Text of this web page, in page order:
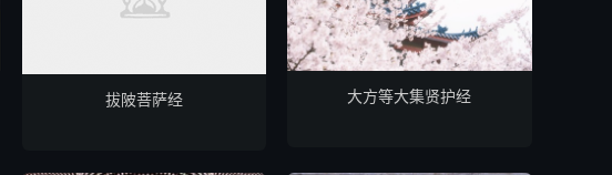
拔陂菩萨经 大方等大集贤护经